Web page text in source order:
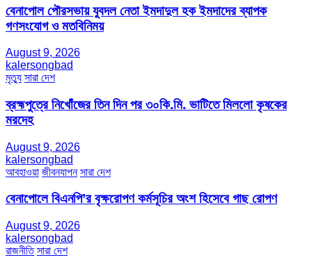
বেনাপোল পৌরসভায় যুবদল নেতা ইমদাদুল হক ইমদাদের ব্যাপক
গণসংযোগ ও মতবিনিময়
August 9, 2026
kalersongbad
মৃত্যু সারা দেশ
ব্রহ্মপুত্রে নিখোঁজের তিন দিন পর ৩০কি.মি. ভাটিতে মিললো কৃষকের
মরদেহ
August 9, 2026
kalersongbad
আবহাওয়া জীবনযাপন সারা দেশ
বেনাপোলে বিএনপি’র বৃক্ষরোপণ কর্মসূচির অংশ হিসেবে গাছ রোপণ
August 9, 2026
kalersongbad
রাজনীতি সারা দেশ